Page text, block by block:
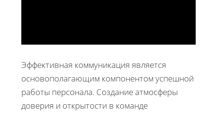
Эффективная коммуникация является
основополагающим компонентом успешной
работы персонала. Создание атмосферы
доверия и открытости в команде